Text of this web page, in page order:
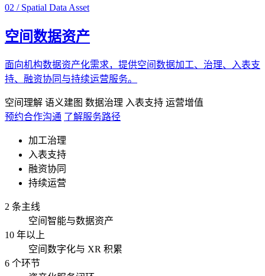
02 / Spatial Data Asset
空间数据资产
面向机构数据资产化需求，提供空间数据加工、治理、入表支
持、融资协同与持续运营服务。
空间理解 语义建图 数据治理 入表支持 运营增值
预约合作沟通 了解服务路径
加工治理
入表支持
融资协同
持续运营
2 条主线
空间智能与数据资产
10 年以上
空间数字化与 XR 积累
6 个环节